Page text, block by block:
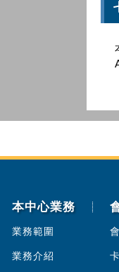
本中心業務
業務範圍
業務介紹